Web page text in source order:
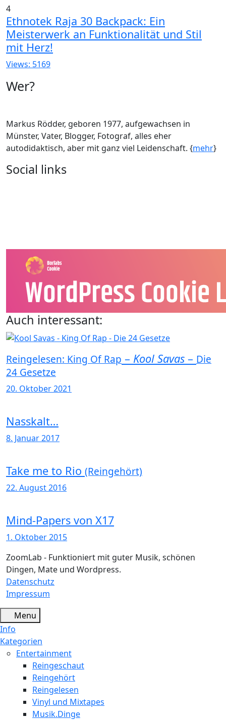
4
Ethnotek Raja 30 Backpack: Ein
Meisterwerk an Funktionalität und Stil
mit Herz!
Views: 5169
Wer?
Markus Rödder, geboren 1977, aufgewachsen in
Münster, Vater, Blogger, Fotograf, alles eher
autodidaktisch, aber mit ganz viel Leidenschaft. {mehr}
Social links
Auch interessant:
Reingelesen: King Of Rap – Kool Savas – Die
24 Gesetze
20. Oktober 2021
Nasskalt…
8. Januar 2017
Take me to Rio (Reingehört)
22. August 2016
Mind-Papers von X17
1. Oktober 2015
ZoomLab - Funktioniert mit guter Musik, schönen
Dingen, Mate und Wordpress.
Datenschutz
Impressum
Menu
Info
Kategorien
Entertainment
Reingeschaut
Reingehört
Reingelesen
Vinyl und Mixtapes
Musik.Dinge